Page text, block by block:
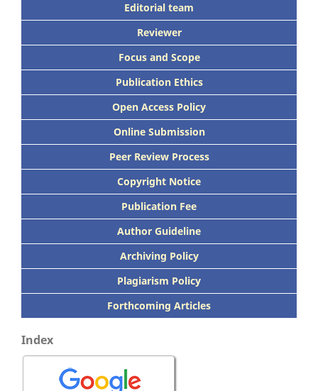
Editorial team
Reviewer
Focus and Scope
Publication Ethics
Open Access Policy
Online Submission
Peer Review Process
Copyright Notice
Publication Fee
Author Guideline
Archiving Policy
Plagiarism Policy
Forthcoming Articles
Index